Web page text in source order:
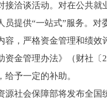
接洽谈活动。对在公共
员提供“一站式”服务。
容，严格资金管理和绩
资金管理办法》（财社
予一定的补助。
源社会保障部将发布全